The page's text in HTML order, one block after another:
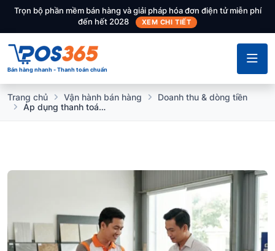
Trọn bộ phần mềm bán hàng và giải pháp hóa đơn điện tử miễn phí
đến hết 2028
XEM CHI TIẾT
Bán hàng nhanh - Thanh toán chuẩn
Trang chủ Vận hành bán hàng
Doanh thu & dòng tiền
Áp dụng thanh toán trả sau (Công nợ) cho khách hàng doanh nghiệp